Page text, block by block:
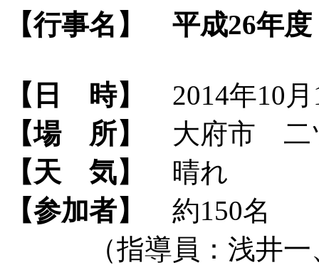
【行事名】 平成26年
【日 時】
2014年10
【場 所】
大府市 二
【天 気】
晴れ
【参加者】
約150名
（指導員：浅井一、